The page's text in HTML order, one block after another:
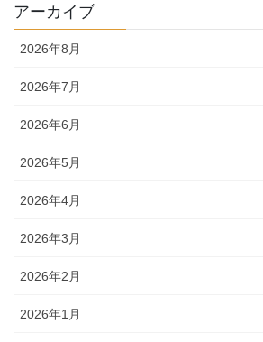
アーカイブ
2026年8月
2026年7月
2026年6月
2026年5月
2026年4月
2026年3月
2026年2月
2026年1月